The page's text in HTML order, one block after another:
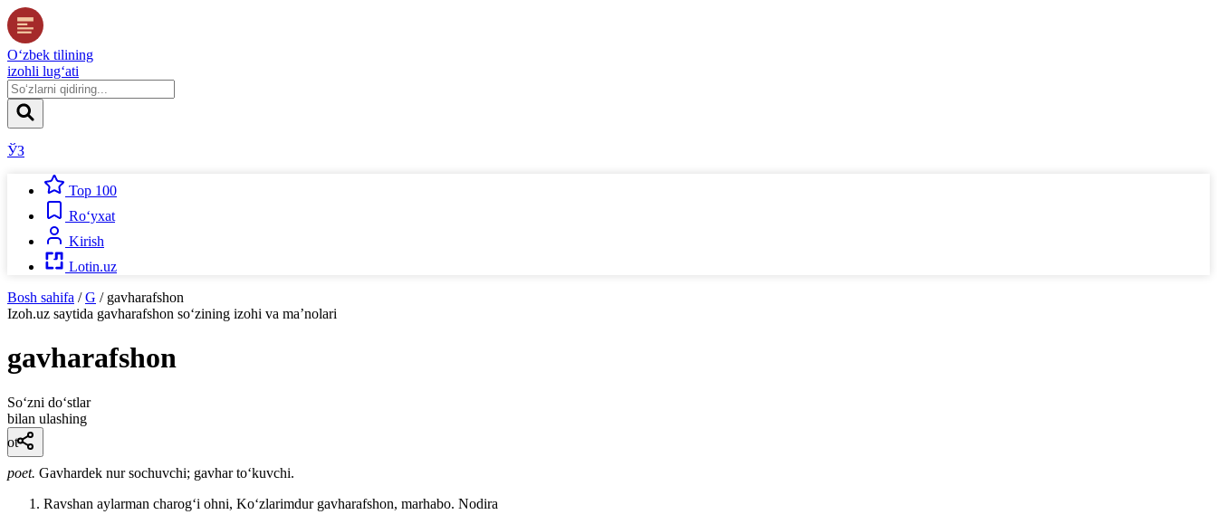
O‘zbek tilining
izohli lug‘ati
ЎЗ
Top 100
Ro‘yxat
Kirish
Lotin.uz
Bosh sahifa / G / gavharafshon
Izoh.uz saytida gavharafshon so‘zining izohi va ma’nolari
gavharafshon
So‘zni do‘stlar
bilan ulashing
ot
poet. Gavhardek nur sochuvchi; gavhar toʻkuvchi.
Ravshan aylarman charogʻi ohni, Koʻzlarimdur gavharafshon, marhabo. Nodira